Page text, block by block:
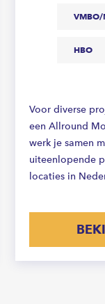
VMBO/
HBO
Voor diverse
een Allround
werk je samen
uiteenlopende
locaties in